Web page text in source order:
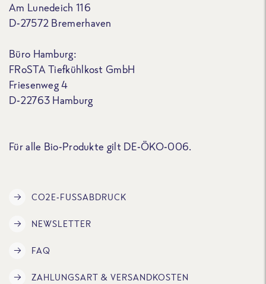
Am Lunedeich 116
D-27572 Bremerhaven
Büro Hamburg:
FRoSTA Tiefkühlkost GmbH
Friesenweg 4
D-22763 Hamburg
Für alle Bio-Produkte gilt DE-ÖKO-006.
CO2E-FUSSABDRUCK
NEWSLETTER
FAQ
ZAHLUNGSART & VERSANDKOSTEN